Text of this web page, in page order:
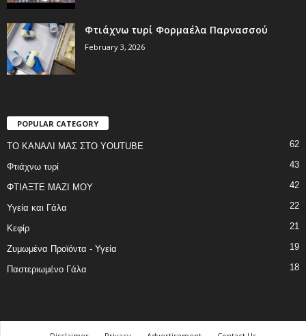
Φτιάχνω τυρί Φορμαέλα Παρνασσού
February 3, 2026
POPULAR CATEGORY
ΤΟ ΚΑΝΑΛΙ ΜΑΣ ΣΤΟ YOUTUBE 62
Φτιάχνω τυρί 43
ΦΤΙΑΞΤΕ ΜΑΖΙ ΜΟΥ 42
Υγεία και Γάλα 22
Κεφίρ 21
Ζυμωμένα Προϊόντα - Υγεία 19
Παστεριωμένο Γάλα 18